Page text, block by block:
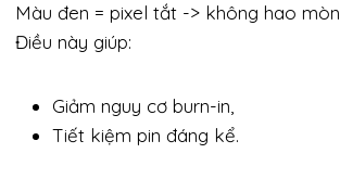
Màu đen = pixel tắt -> không hao mòn
Điều này giúp:
Giảm nguy cơ burn-in,
Tiết kiệm pin đáng kể.